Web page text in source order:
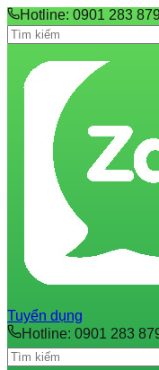
Hotline: 0901 283
Tuyển dụng
Hotline: 0901 283